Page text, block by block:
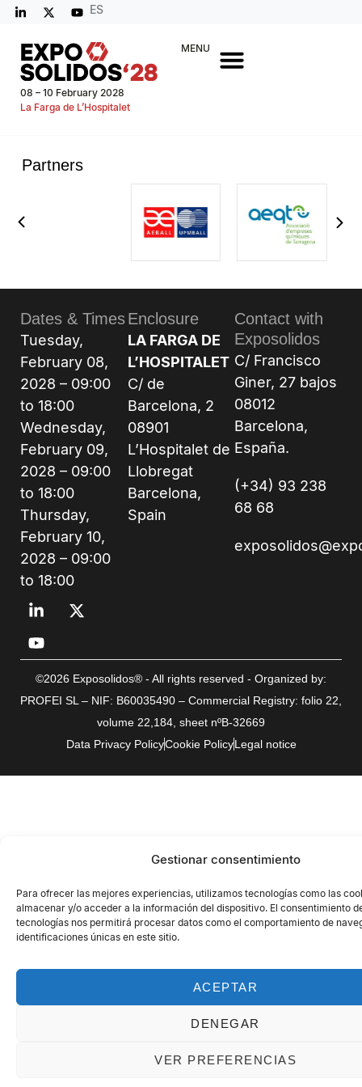
Gestionar consentimiento
Para ofrecer las mejores experiencias, utilizamos tecnologías como las
almacenar y/o acceder a la información del dispositivo. El consentimiento
tecnologías nos permitirá procesar datos como el comportamiento de
identificaciones únicas en este sitio.
ACEPTAR
DENEGAR
VER PREFERENCIAS
ES
08 – 10 February 2028
La Farga de L’Hospitalet
MENU
Partners
Dates & Times
Tuesday,
February 08,
2028 – 09:00
to 18:00
Wednesday,
February 09,
2028 – 09:00
to 18:00
Thursday,
February 10,
2028 – 09:00
to 18:00
Enclosure
LA FARGA DE
L’HOSPITALET
C/ de
Barcelona, 2
08901
L’Hospitalet de
Llobregat
Barcelona,
Spain
Contact with
Exposolidos
C/ Francisco
Giner, 27 bajos
08012
Barcelona,
España.
(+34) 93 238
68 68
©2026 Exposolidos® - All rights reserved - Organized by:
PROFEI SL – NIF: B60035490 – Commercial Registry: folio 22,
volume 22,184, sheet nºB-32669
Data Privacy PolicyCookie PolicyLegal notice